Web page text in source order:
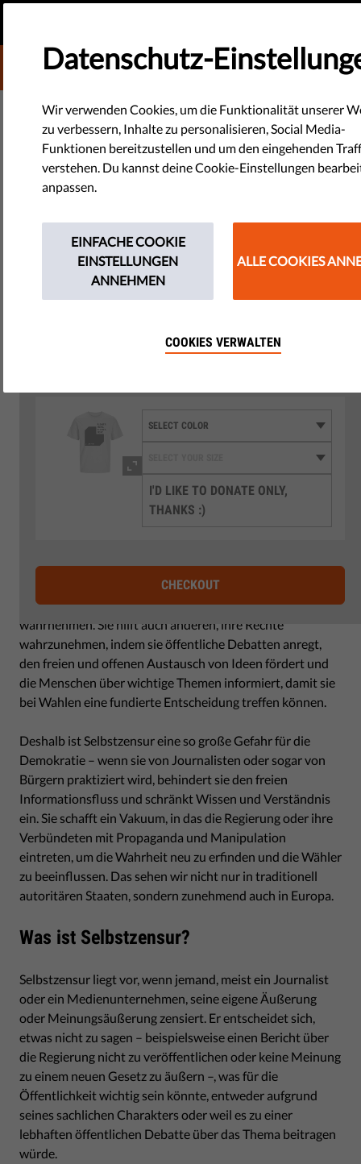
DONATE TO LIBERTIES
DEMOKRATIE & GERECHTIGKEIT
Was ist Selbstzensur? Wie
zerstört sie die Medienfreiheit?
Haben Sie jemals Ihre eigenen Gedanken zensiert? Wenn
dies in großem Umfang geschieht, kann dies eine Gefahr für
die Gesellschaft darstellen. Hier finden Sie alles, was Sie
schon immer über Selbstzensur wissen wollten.
Die Freiheit, unsere Meinungen und Ansichten zu äußern,
bedeutet nicht nur, dass wir unsere Grundrechte
wahrnehmen. Sie hilft auch anderen, ihre Rechte
wahrzunehmen, indem sie öffentliche Debatten anregt,
den freien und offenen Austausch von Ideen fördert und
die Menschen über wichtige Themen informiert, damit sie
bei Wahlen eine fundierte Entscheidung treffen können.
Deshalb ist Selbstzensur eine so große Gefahr für die
Demokratie – wenn sie von Journalisten oder sogar von
Bürgern praktiziert wird, behindert sie den freien
Informationsfluss und schränkt Wissen und Verständnis
ein. Sie schafft ein Vakuum, in das die Regierung oder ihre
Verbündeten mit Propaganda und Manipulation
eintreten, um die Wahrheit neu zu erfinden und die Wähler
zu beeinflussen. Das sehen wir nicht nur in traditionell
autoritären Staaten, sondern zunehmend auch in Europa.
Was ist Selbstzensur?
Selbstzensur liegt vor, wenn jemand, meist ein Journalist
oder ein Medienunternehmen, seine eigene Äußerung
oder Meinungsäußerung zensiert. Er entscheidet sich,
etwas nicht zu sagen – beispielsweise einen Bericht über
die Regierung nicht zu veröffentlichen oder keine Meinung
zu einem neuen Gesetz zu äußern –, was für die
Öffentlichkeit wichtig sein könnte, entweder aufgrund
seines sachlichen Charakters oder weil es zu einer
lebhaften öffentlichen Debatte über das Thema beitragen
würde.
Donate to Liberties
1 Select the type of your donation
Select the amount
10 €
I'D LIKE TO DONATE ONLY,
THANKS :)
CHECKOUT
Datenschutz-
Wir verwenden Cookies, um die Funktionalität unserer
zu verbessern, Inhalte zu personalisieren, Social Media-
Funktionen bereitzustellen und um den eingehenden
verstehen. Du kannst deine Cookie-Einstellungen
anpassen.
EINFACHE COOKIE
EINSTELLUNGEN
ANNEHMEN
ALLE COOKIES
COOKIES VERWALTEN